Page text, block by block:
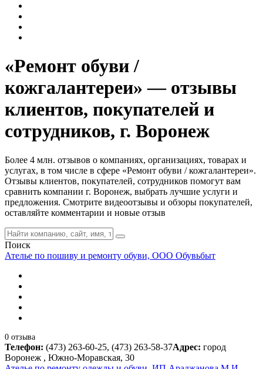
«Ремонт обуви /
кожгалантереи» — отзывы
клиентов, покупателей и
сотрудников, г. Воронеж
Более 4 млн. отзывов о компаниях, организациях, товарах и
услугах, в том числе в сфере «Ремонт обуви / кожгалантереи».
Отзывы клиентов, покупателей, сотрудников помогут вам
сравнить компании г. Воронеж, выбрать лучшие услуги и
предложения. Смотрите видеоотзывы и обзоры покупателей,
оставляйте комментарии и новые отзыв
Поиск
Ателье по пошиву и ремонту обуви, ООО Обувьбыт
0 отзыва
Телефон: (473) 263-60-25, (473) 263-58-37Адрес: город
Воронеж , Южно-Моравская, 30